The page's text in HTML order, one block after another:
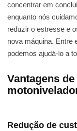
concentrar em
enquanto nós
reduzir o estresse e
nova máquina. Entre
podemos ajudá-lo a
Vantagens
Redução de